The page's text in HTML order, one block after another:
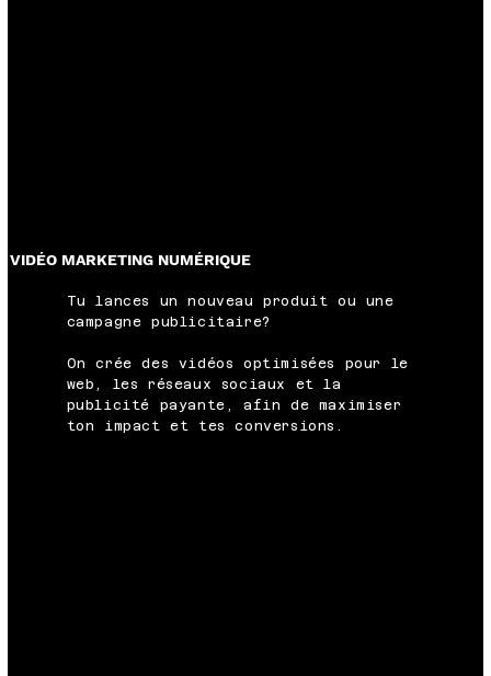
VIDÉO MARKETING NUMÉRIQUE
Tu lances un nouveau produit ou une
campagne publicitaire?
On crée des vidéos optimisées pour le
web, les réseaux sociaux et la
publicité payante, afin de maximiser
ton impact et tes conversions.